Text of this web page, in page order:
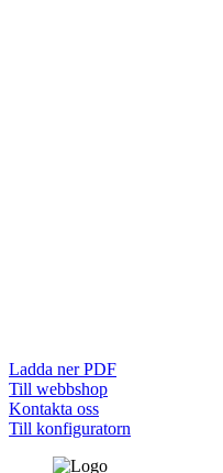
Ladda ner PDF
Till webbshop
Kontakta oss
Till konfiguratorn